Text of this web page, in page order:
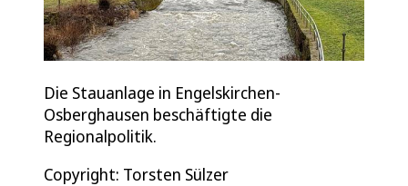
Die Stauanlage in Engelskirchen-
Osberghausen beschäftigte die
Regionalpolitik.
Copyright: Torsten Sülzer